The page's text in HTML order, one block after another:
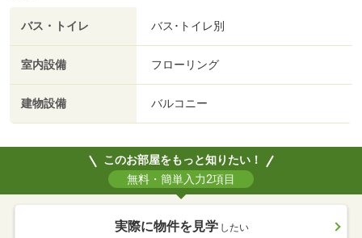
バス・トイレ バス･トイレ別
室内設備 フローリング
建物設備 バルコニー
このお部屋をもっと知りたい！
無料・簡単入力2項目
実際に物件を見学 したい